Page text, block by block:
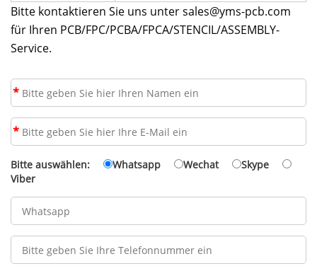
Bitte kontaktieren Sie uns untersales@yms-pcb.com
für Ihren PCB/FPC/PCBA/FPCA/STENCIL/ASSEMBLY-
Service.
*
*
Bitte auswählen: Whatsapp Wechat
Skype
Viber